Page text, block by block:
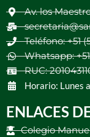
Av. los
Teléfono: +51
Whatsapp:
RUC:
Horario: Lunes
ENLACES
Colegio